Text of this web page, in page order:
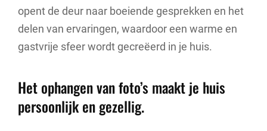
opent de deur naar boeiende gesprekken en het
delen van ervaringen, waardoor een warme en
gastvrije sfeer wordt gecreëerd in je huis.
Het ophangen van foto’s maakt je huis
persoonlijk en gezellig.